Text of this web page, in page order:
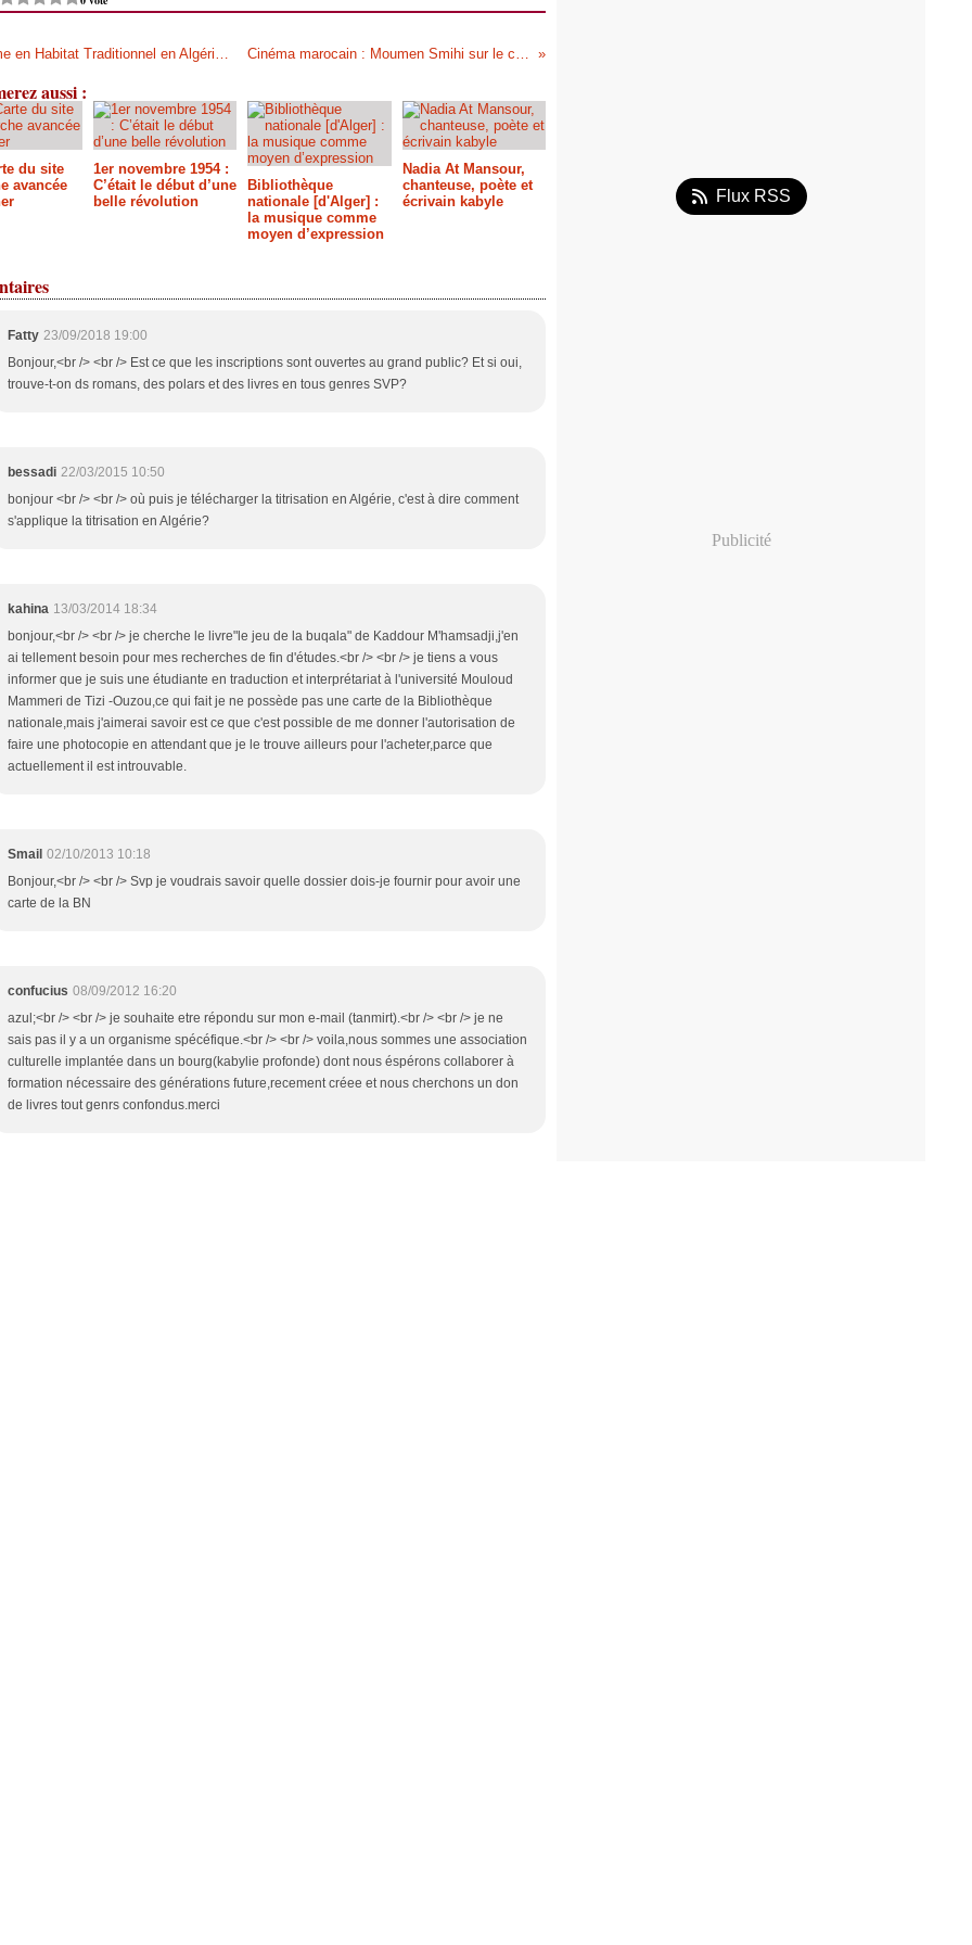
Tourisme en Habitat Traditionnel en Algérie: Bibliographie Cinéma marocain : Moumen Smihi sur le chemin poétique
aussi :
du site
avancée
1er novembre 1954 :
C’était le début d’une
belle révolution
Bibliothèque
nationale [d'Alger] :
la musique comme
moyen d’expression
Nadia At Mansour,
chanteuse, poète et
écrivain kabyle
Fatty 23/09/2018 19:00
Bonjour,<br /> <br /> Est ce que les inscriptions sont ouvertes au grand public? Et si oui,
trouve-t-on ds romans, des polars et des livres en tous genres SVP?
bessadi 22/03/2015 10:50
bonjour <br /> <br /> où puis je télécharger la titrisation en Algérie, c'est à dire comment
s'applique la titrisation en Algérie?
kahina 13/03/2014 18:34
bonjour,<br /> <br /> je cherche le livre"le jeu de la buqala" de Kaddour M'hamsadji,j'en
ai tellement besoin pour mes recherches de fin d'études.<br /> <br /> je tiens a vous
informer que je suis une étudiante en traduction et interprétariat à l'université Mouloud
Mammeri de Tizi -Ouzou,ce qui fait je ne possède pas une carte de la Bibliothèque
nationale,mais j'aimerai savoir est ce que c'est possible de me donner l'autorisation de
faire une photocopie en attendant que je le trouve ailleurs pour l'acheter,parce que
actuellement il est introuvable.
Smail 02/10/2013 10:18
Bonjour,<br /> <br /> Svp je voudrais savoir quelle dossier dois-je fournir pour avoir une
carte de la BN
confucius 08/09/2012 16:20
azul;<br /> <br /> je souhaite etre répondu sur mon e-mail (tanmirt).<br /> <br /> je ne
sais pas il y a un organisme spécéfique.<br /> <br /> voila,nous sommes une association
culturelle implantée dans un bourg(kabylie profonde) dont nous éspérons collaborer à
formation nécessaire des générations future,recement créee et nous cherchons un don
de livres tout genrs confondus.merci
Flux RSS
Publicité